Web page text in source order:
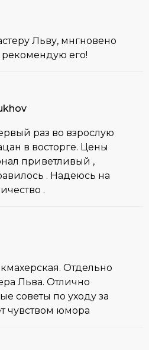
Льву, мнгновено
его!
раз во взрослую
в восторге. Цены
приветливый ,
. Надеюсь на
.
Отдельно
Льва. Отлично
советы по уходу за
чувством юмора